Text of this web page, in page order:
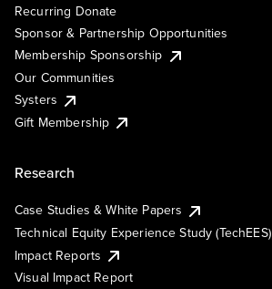
Recurring Donate
Sponsor & Partnership Opportunities
Membership Sponsorship
Our Communities
Systers
Gift Membership
Research
Case Studies & White Papers
Technical Equity Experience Study (TechEES)
Impact Reports
Visual Impact Report